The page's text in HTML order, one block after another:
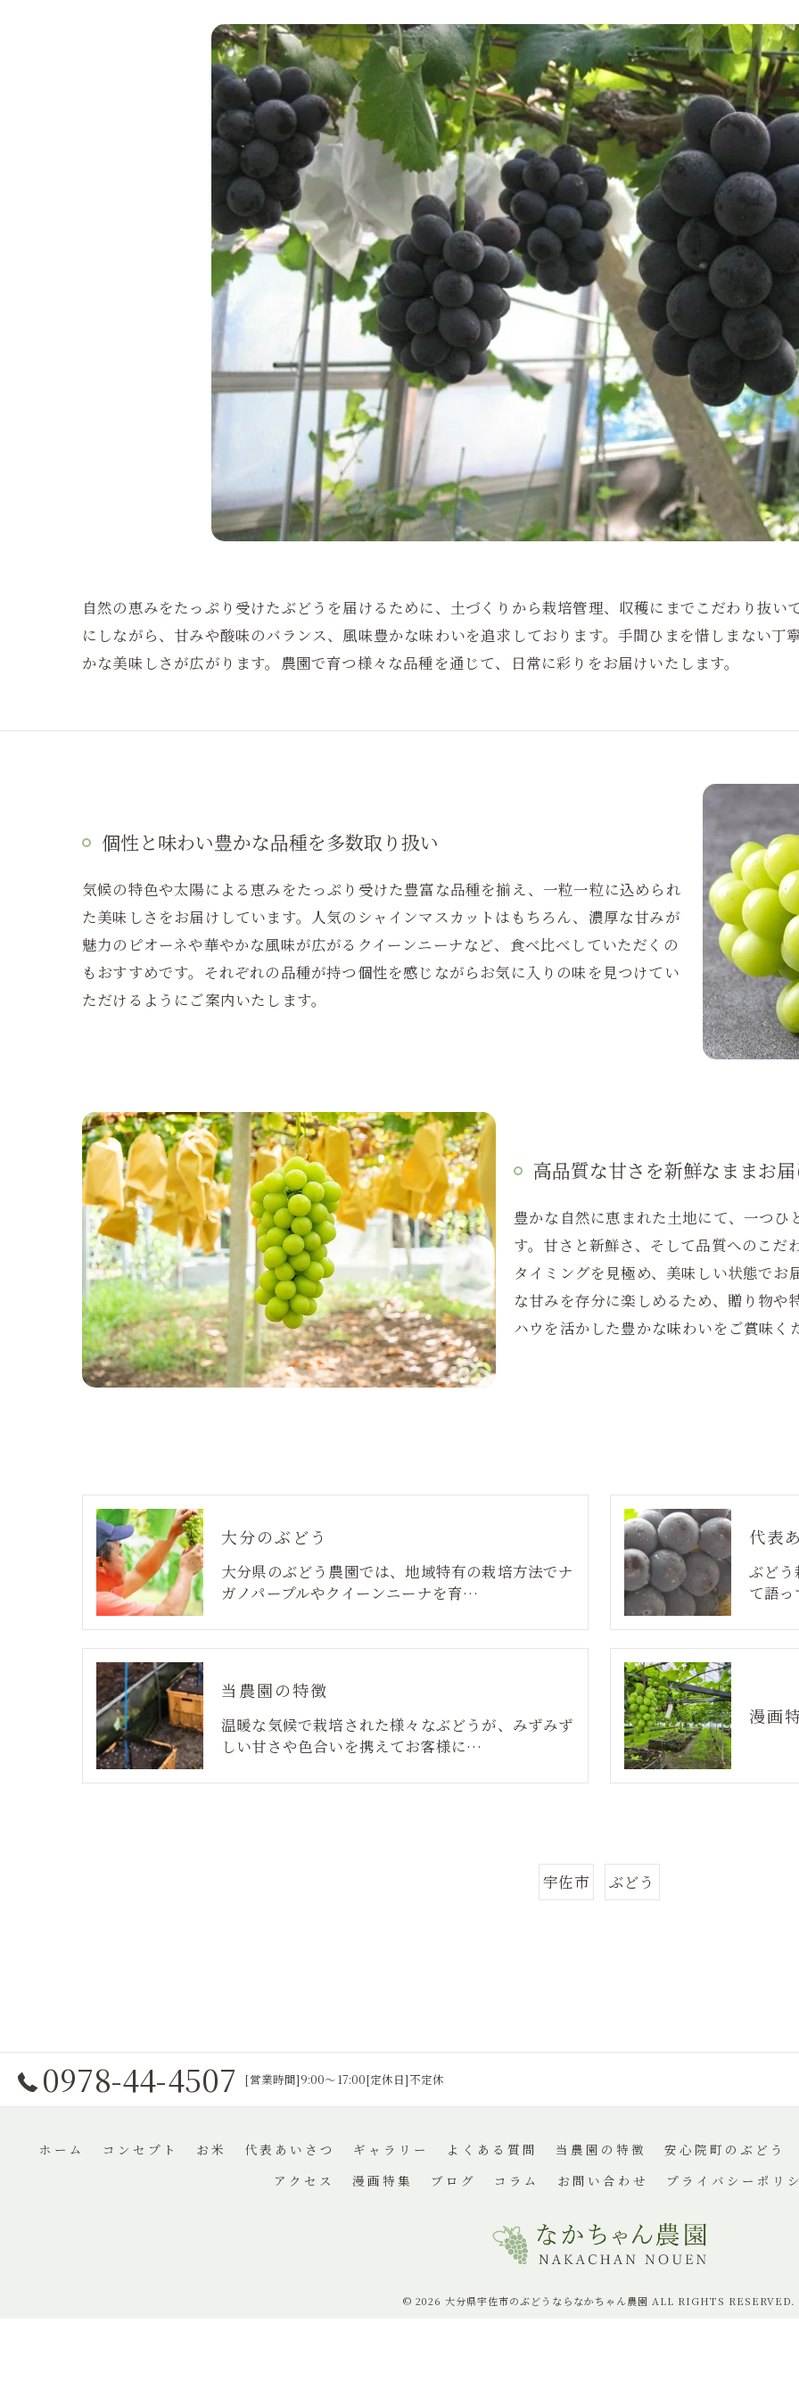
自然の恵みをたっぷり受けたぶどうを届けるために、土づくりから栽培管理、収穫にまでこだわり抜
にしながら、甘みや酸味のバランス、風味豊かな味わいを追求しております。手間ひまを惜しまない丁
かな美味しさが広がります。農園で育つ様々な品種を通じて、日常に彩りをお届けいたします。
個性と味わい豊かな品種を多数取り扱い
気候の特色や太陽による恵みをたっぷり受けた豊富な品種を揃え、一粒一粒に込められ
た美味しさをお届けしています。人気のシャインマスカットはもちろん、濃厚な甘みが
魅力のピオーネや華やかな風味が広がるクイーンニーナなど、食べ比べしていただくの
もおすすめです。それぞれの品種が持つ個性を感じながらお気に入りの味を見つけてい
ただけるようにご案内いたします。
高品質な甘さを新鮮なままお
豊かな自然に恵まれた土地にて、一つ
す。甘さと新鮮さ、そして品質へのこ
タイミングを見極め、美味しい状態で
な甘みを存分に楽しめるため、贈り物
ハウを活かした豊かな味わいをご賞味く
大分のぶどう
大分県のぶどう農園では、地域特有の栽培方法でナ
ガノパープルやクイーンニーナを育…
代表
ぶど
て語
当農園の特徴
温暖な気候で栽培された様々なぶどうが、みずみず
しい甘さや色合いを携えてお客様に…
漫画
宇佐市 ぶどう
0978-44-4507 [営業時間]9:00～17:00[定休日]不定休
ホーム コンセプト お米 代表あいさつ ギャラリー よくある質問 当農園の特徴
安心院町のぶどう
アクセス
漫画特集 ブログ コラム お問い合わせ プライバシーポリ
© 2026 大分県宇佐市のぶどうならなかちゃん農園 ALL RIGHTS RESERVED.